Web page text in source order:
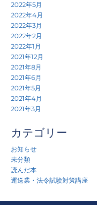
2022年5月
2022年4月
2022年3月
2022年2月
2022年1月
2021年12月
2021年8月
2021年6月
2021年5月
2021年4月
2021年3月
カテゴリー
お知らせ
未分類
読んだ本
運送業・法令試験対策講座